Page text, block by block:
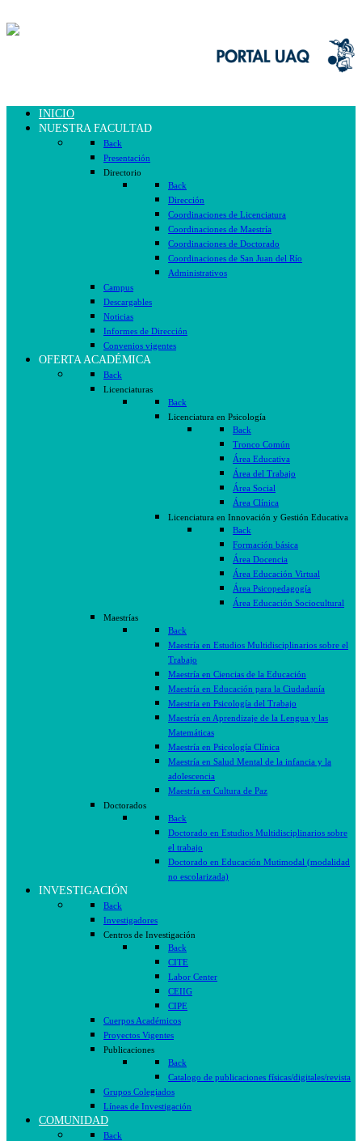
INICIO
NUESTRA FACULTAD
Back
Presentación
Directorio
Back
Dirección
Coordinaciones de Licenciatura
Coordinaciones de Maestría
Coordinaciones de Doctorado
Coordinaciones de San Juan del Río
Administrativos
Campus
Descargables
Noticias
Informes de Dirección
Convenios vigentes
OFERTA ACADÉMICA
Back
Licenciaturas
Back
Licenciatura en Psicología
Back
Tronco Común
Área Educativa
Área del Trabajo
Área Social
Área Clínica
Licenciatura en Innovación y Gestión Educativa
Back
Formación básica
Área Docencia
Área Educación Virtual
Área Psicopedagogía
Área Educación Sociocultural
Maestrías
Back
Maestría en Estudios Multidisciplinarios sobre el
Trabajo
Maestría en Ciencias de la Educación
Maestría en Educación para la Ciudadanía
Maestría en Psicología del Trabajo
Maestría en Aprendizaje de la Lengua y las
Matemáticas
Maestría en Psicología Clínica
Maestría en Salud Mental de la infancia y la
adolescencia
Maestría en Cultura de Paz
Doctorados
Back
Doctorado en Estudios Multidisciplinarios sobre
el trabajo
Doctorado en Educación Mutimodal (modalidad
no escolarizada)
INVESTIGACIÓN
Back
Investigadores
Centros de Investigación
Back
CITE
Labor Center
CEIIG
CIPE
Cuerpos Académicos
Proyectos Vigentes
Publicaciones
Back
Catalogo de publicaciones físicas/digitales/revista
Grupos Colegiados
Líneas de Investigación
COMUNIDAD
Back